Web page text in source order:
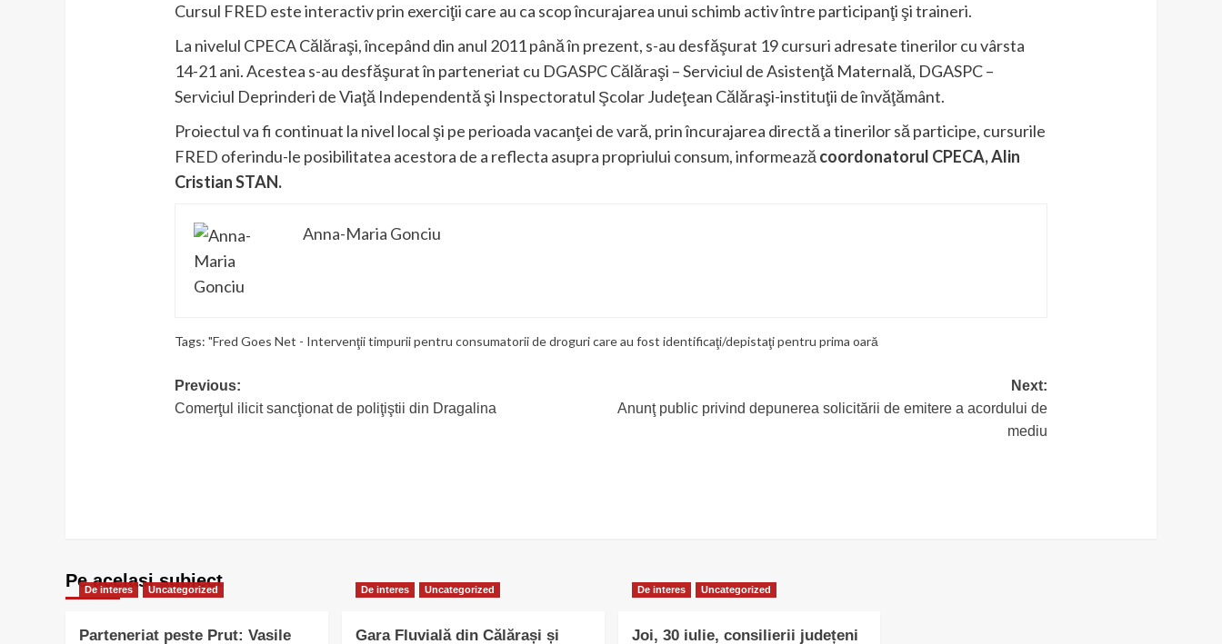
Cursul FRED este interactiv prin exerciţii care au ca scop încurajarea unui schimb activ între participanţi şi traineri.
La nivelul CPECA Călăraşi, începând din anul 2011 până în prezent, s-au desfăşurat 19 cursuri adresate tinerilor cu vârsta
14-21 ani. Acestea s-au desfăşurat în parteneriat cu DGASPC Călăraşi – Serviciul de Asistenţă Maternală, DGASPC –
Serviciul Deprinderi de Viaţă Independentă şi Inspectoratul Şcolar Judeţean Călăraşi-instituţii de învăţământ.
Proiectul va fi continuat la nivel local şi pe perioada vacanţei de vară, prin încurajarea directă a tinerilor să participe, cursurile
FRED oferindu-le posibilitatea acestora de a reflecta asupra propriului consum, informează coordonatorul CPECA,Alin
Cristian STAN.
Anna-Maria Gonciu
Tags:"Fred Goes Net - Intervenţii timpurii pentru consumatorii de droguri care au fost identificaţi/depistaţi pentru prima oară
Post
navigation
Previous:
Comerţul ilicit sancţionat de poliţiştii din Dragalina
Next:
Anunţ public privind depunerea solicitării de emitere a acordului de
mediu
Pe acelasi subiect
De interes Uncategorized
Parteneriat peste Prut: Vasile
De interes Uncategorized
Gara Fluvială din Călărași și
De interes Uncategorized
Joi, 30 iulie, consilierii județeni